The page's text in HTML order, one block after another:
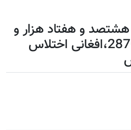
هشتصد و هفتاد هزار و
بيست و نه، 2870029،افغانی اختلاس